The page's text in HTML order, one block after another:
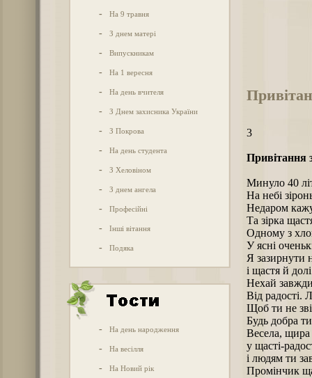
- На 9 травня
- З днем матері
- Випускникам
- На 1 вересня
- На день вчителя
- З Днем захисника України
- З Покрова
- На день студента
- З Хеловіном
- З днем ангела
- Професійні
- Інші вітання
- Подяка
- На день народження
- На весілля
- На Новий рік
3
Привітання
Минуло 40
Hа небі
Hедаром
Та зірка
Одному з
У ясні
Я зазирнути
і щастя й
Hехай
Від радості.
Щоб ти не
Будь добра
Весела, щира
у щасті-
і людям ти
Промінчик